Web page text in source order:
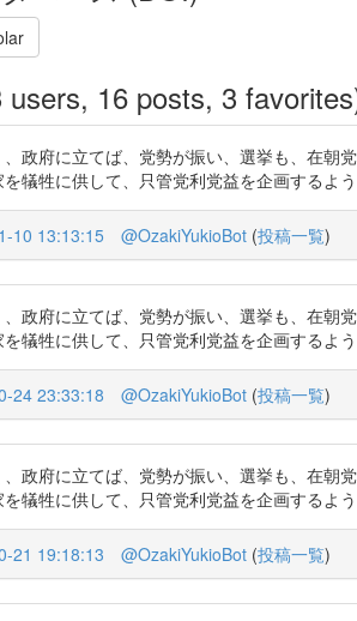
users, 16 posts, 3
政府に立てば、党勢が振い、選挙も、在朝
を犠牲に供して、只管党利党益を企画する
10 13:13:15 @OzakiYukioBot (投稿一覧)
政府に立てば、党勢が振い、選挙も、在朝
を犠牲に供して、只管党利党益を企画する
24 23:33:18 @OzakiYukioBot (投稿一覧)
政府に立てば、党勢が振い、選挙も、在朝
を犠牲に供して、只管党利党益を企画する
21 19:18:13 @OzakiYukioBot (投稿一覧)